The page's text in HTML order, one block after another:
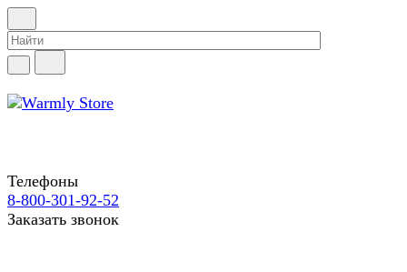
Телефоны
8-800-301-92-52
Заказать звонок